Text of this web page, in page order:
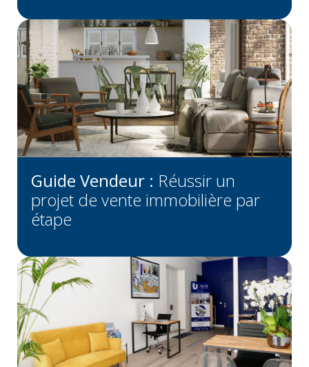
Guide Vendeur : Réussir un
projet de vente immobilière par
étape